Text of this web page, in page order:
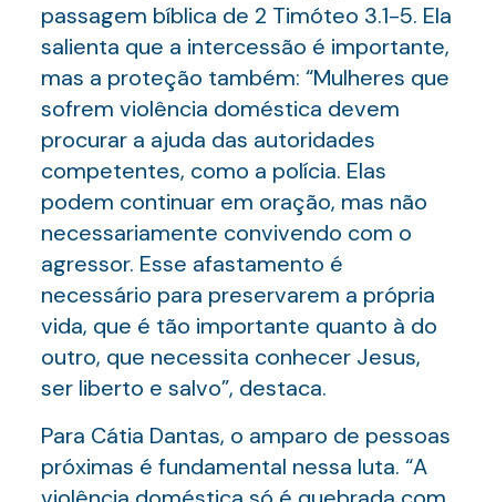
passagem bíblica de 2 Timóteo 3.1-5. Ela
salienta que a intercessão é importante,
mas a proteção também: “Mulheres que
sofrem violência doméstica devem
procurar a ajuda das autoridades
competentes, como a polícia. Elas
podem continuar em oração, mas não
necessariamente convivendo com o
agressor. Esse afastamento é
necessário para preservarem a própria
vida, que é tão importante quanto à do
outro, que necessita conhecer Jesus,
ser liberto e salvo”, destaca.
Para Cátia Dantas, o amparo de pessoas
próximas é fundamental nessa luta. “A